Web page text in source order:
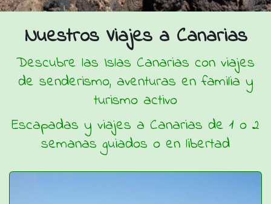
Nuestros Viajes a Canarias
Descubre las Islas Canarias con viajes
de senderismo, aventuras en familia y
turismo activo
Escapadas y viajes a Canarias de 1 o 2
semanas guiados o en libertad